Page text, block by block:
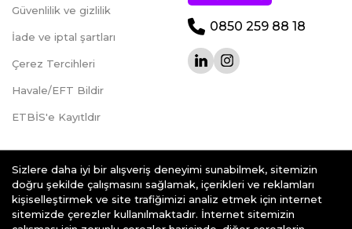
Güvenlilik ve gizlilik
İade ve iptal şartları
Çerez Tercihleri
Havale/EFT Bildir
ETBİS'e Kayıtldır
0850 259 88 18
teknoklik.com © 2026 - Her Hakkı Saklıdır.
Sizlere daha iyi bir alışveriş deneyimi sunabilmek, sitemizin
doğru şekilde çalışmasını sağlamak, içerikleri ve reklamları
kişiselleştirmek ve site trafiğimizi analiz etmek için internet
sitemizde çerezler kullanılmaktadır. İnternet sitemizin